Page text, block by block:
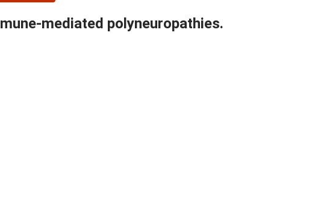
mediated polyneuropathies.